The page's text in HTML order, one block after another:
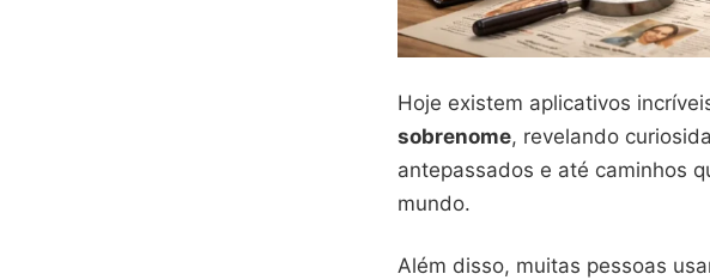
Hoje existem aplicativos
sobrenome, revelando
antepassados e até caminhos
mundo.
Além disso, muitas pessoas